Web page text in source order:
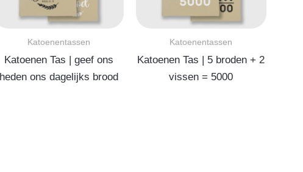
Katoenentassen
Katoenen Tas | geef ons
heden ons dagelijks brood
Katoenentassen
Katoenen Tas | 5 broden + 2
vissen = 5000